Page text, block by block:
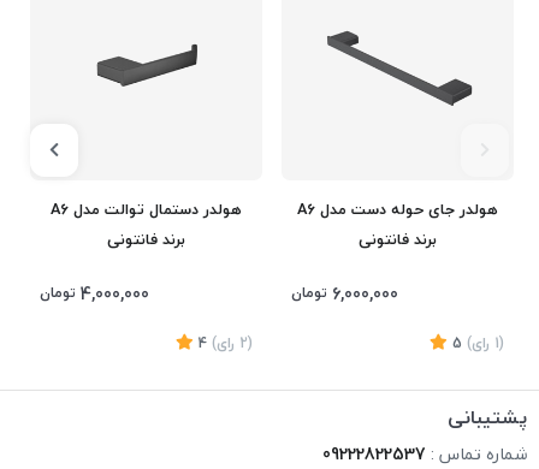
هولدر جای حوله دست مدل A6
برند فانتونی
6,000,000 تومان
(1 رای)
5
هولدر دستمال توالت مدل A6
برند فانتونی
4,000,000 تومان
(2 رای)
4
پشتیبانی
شماره تماس : 09222822537